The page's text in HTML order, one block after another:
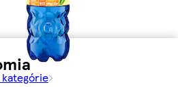
kategórie